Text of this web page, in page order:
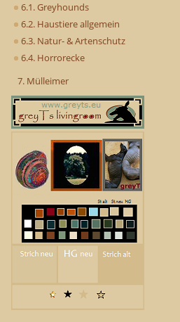
6.1. Greyhounds
6.2. Haustiere allgemein
6.3. Natur- & Artenschutz
6.4. Horrorecke
7. Mülleimer